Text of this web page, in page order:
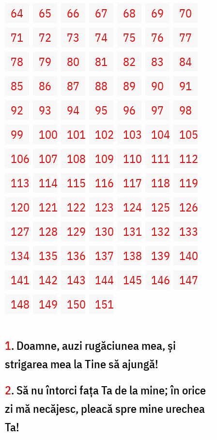
64
65 66 67 68 69
70
71
72 73 74 75 76
77
78
79 80 81 82 83
84
85
86 87 88 89 90
91
92
93 94 95 96 97
98
99
100 101 102 103 104
105
106
107 108 109 110 111
112
113
114 115 116 117 118
119
120
121 122 123 124 125
126
127
128 129 130 131 132
133
134
135 136 137 138 139
140
141
142 143 144 145 146
147
148
149 150 151
1. Doamne, auzi rugăciunea mea, şi
strigarea mea la Tine să ajungă!
2. Să nu întorci faţa Ta de la mine; în orice
zi mă necăjesc, pleacă spre mine urechea
Ta!